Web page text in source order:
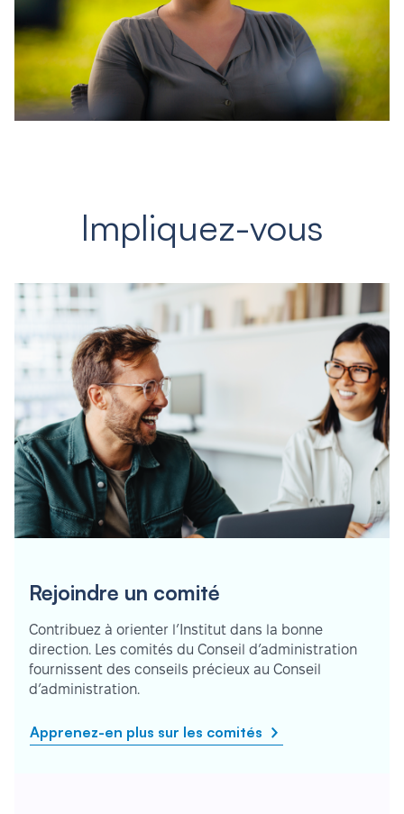
Impliquez-vous
Rejoindre un comité
Contribuez à orienter l’Institut dans la bonne
direction. Les comités du Conseil d’administration
fournissent des conseils précieux au Conseil
d’administration.
Apprenez-en plus sur les comités